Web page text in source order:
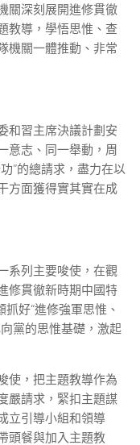
關深刻展開進修貫徹
教導，學悟思惟、查
機關一體推動、非常
和習主席決議計劃安
意志、同一舉動，周
”的總請求，盡力在以
方面獲得實其實在成
系列主要唆使，在觀
修貫徹新時期中國特
好“進修強軍思惟、
黨的思惟基礎，激起
使，把主題教導作為
嚴請求，緊扣主題謀
立引導小組和領導
頭餐與加入主題教